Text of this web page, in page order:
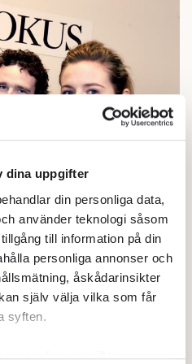
dina uppgifter
din personliga data,
använder teknologi såsom
till information på din
personliga annonser och
åskådarinsikter
själv välja vilka som får
syften.
personliga uppgifter
och Martin Ahlquist grundade
I dag är hon kulturchef på
på Aftonbladet, men